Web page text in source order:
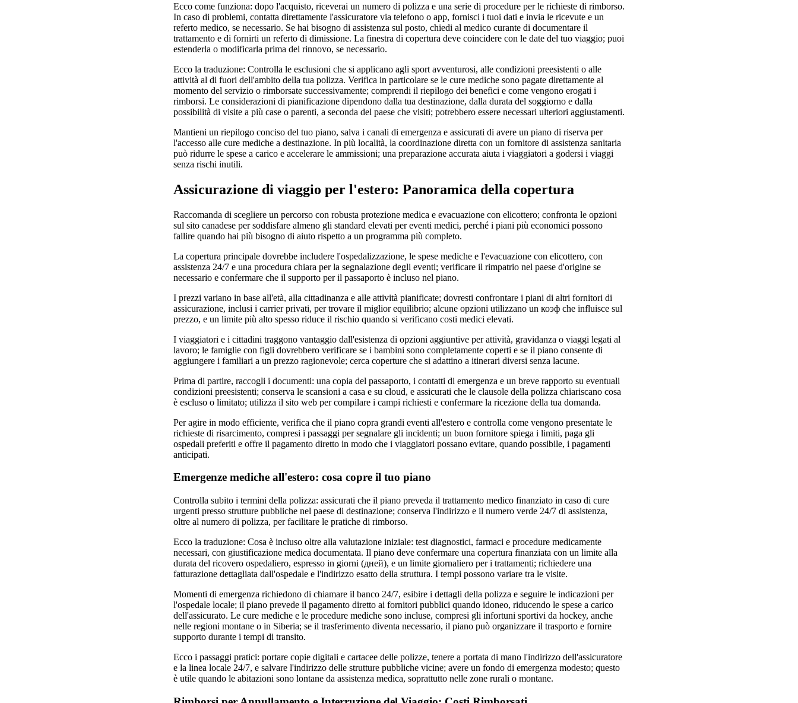
Ecco come funziona: dopo l'acquisto, riceverai un numero di polizza e una serie di procedure per le richieste di rimborso.
In caso di problemi, contatta direttamente l'assicuratore via telefono o app, fornisci i tuoi dati e invia le ricevute e un
referto medico, se necessario. Se hai bisogno di assistenza sul posto, chiedi al medico curante di documentare il
trattamento e di fornirti un referto di dimissione. La finestra di copertura deve coincidere con le date del tuo viaggio; puoi
estenderla o modificarla prima del rinnovo, se necessario.
Ecco la traduzione: Controlla le esclusioni che si applicano agli sport avventurosi, alle condizioni preesistenti o alle
attività al di fuori dell'ambito della tua polizza. Verifica in particolare se le cure mediche sono pagate direttamente al
momento del servizio o rimborsate successivamente; comprendi il riepilogo dei benefici e come vengono erogati i
rimborsi. Le considerazioni di pianificazione dipendono dalla tua destinazione, dalla durata del soggiorno e dalla
possibilità di visite a più case o parenti, a seconda del paese che visiti; potrebbero essere necessari ulteriori aggiustamenti.
Mantieni un riepilogo conciso del tuo piano, salva i canali di emergenza e assicurati di avere un piano di riserva per
l'accesso alle cure mediche a destinazione. In più località, la coordinazione diretta con un fornitore di assistenza sanitaria
può ridurre le spese a carico e accelerare le ammissioni; una preparazione accurata aiuta i viaggiatori a godersi i viaggi
senza rischi inutili.
Assicurazione di viaggio per l'estero: Panoramica della copertura
Raccomanda di scegliere un percorso con robusta protezione medica e evacuazione con elicottero; confronta le opzioni
sul sito canadese per soddisfare almeno gli standard elevati per eventi medici, perché i piani più economici possono
fallire quando hai più bisogno di aiuto rispetto a un programma più completo.
La copertura principale dovrebbe includere l'ospedalizzazione, le spese mediche e l'evacuazione con elicottero, con
assistenza 24/7 e una procedura chiara per la segnalazione degli eventi; verificare il rimpatrio nel paese d'origine se
necessario e confermare che il supporto per il passaporto è incluso nel piano.
I prezzi variano in base all'età, alla cittadinanza e alle attività pianificate; dovresti confrontare i piani di altri fornitori di
assicurazione, inclusi i carrier privati, per trovare il miglior equilibrio; alcune opzioni utilizzano un коэф che influisce sul
prezzo, e un limite più alto spesso riduce il rischio quando si verificano costi medici elevati.
I viaggiatori e i cittadini traggono vantaggio dall'esistenza di opzioni aggiuntive per attività, gravidanza o viaggi legati al
lavoro; le famiglie con figli dovrebbero verificare se i bambini sono completamente coperti e se il piano consente di
aggiungere i familiari a un prezzo ragionevole; cerca coperture che si adattino a itinerari diversi senza lacune.
Prima di partire, raccogli i documenti: una copia del passaporto, i contatti di emergenza e un breve rapporto su eventuali
condizioni preesistenti; conserva le scansioni a casa e su cloud, e assicurati che le clausole della polizza chiariscano cosa
è escluso o limitato; utilizza il sito web per compilare i campi richiesti e confermare la ricezione della tua domanda.
Per agire in modo efficiente, verifica che il piano copra grandi eventi all'estero e controlla come vengono presentate le
richieste di risarcimento, compresi i passaggi per segnalare gli incidenti; un buon fornitore spiega i limiti, paga gli
ospedali preferiti e offre il pagamento diretto in modo che i viaggiatori possano evitare, quando possibile, i pagamenti
anticipati.
Emergenze mediche all'estero: cosa copre il tuo piano
Controlla subito i termini della polizza: assicurati che il piano preveda il trattamento medico finanziato in caso di cure
urgenti presso strutture pubbliche nel paese di destinazione; conserva l'indirizzo e il numero verde 24/7 di assistenza,
oltre al numero di polizza, per facilitare le pratiche di rimborso.
Ecco la traduzione: Cosa è incluso oltre alla valutazione iniziale: test diagnostici, farmaci e procedure medicamente
necessari, con giustificazione medica documentata. Il piano deve confermare una copertura finanziata con un limite alla
durata del ricovero ospedaliero, espresso in giorni (дней), e un limite giornaliero per i trattamenti; richiedere una
fatturazione dettagliata dall'ospedale e l'indirizzo esatto della struttura. I tempi possono variare tra le visite.
Momenti di emergenza richiedono di chiamare il banco 24/7, esibire i dettagli della polizza e seguire le indicazioni per
l'ospedale locale; il piano prevede il pagamento diretto ai fornitori pubblici quando idoneo, riducendo le spese a carico
dell'assicurato. Le cure mediche e le procedure mediche sono incluse, compresi gli infortuni sportivi da hockey, anche
nelle regioni montane o in Siberia; se il trasferimento diventa necessario, il piano può organizzare il trasporto e fornire
supporto durante i tempi di transito.
Ecco i passaggi pratici: portare copie digitali e cartacee delle polizze, tenere a portata di mano l'indirizzo dell'assicuratore
e la linea locale 24/7, e salvare l'indirizzo delle strutture pubbliche vicine; avere un fondo di emergenza modesto; questo
è utile quando le abitazioni sono lontane da assistenza medica, soprattutto nelle zone rurali o montane.